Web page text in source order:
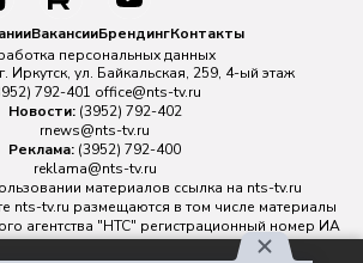
ВакансииБрендингКонтакты
персональных данных
Иркутск, ул. Байкальская, 259, 4-ый этаж
792-401 office@nts-tv.ru
Новости: (3952) 792-402
rnews@nts-tv.ru
Реклама: (3952) 792-400
reklama@nts-tv.ru
материалов ссылка на nts-tv.ru
nts-tv.ru размещаются в том числе материалы
агентства "НТС" регистрационный номер ИА
Федеральной службой по